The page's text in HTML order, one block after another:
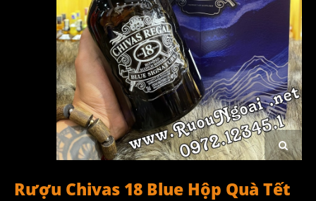
Rượu Chivas 18 Blue Hộp Quà Tết